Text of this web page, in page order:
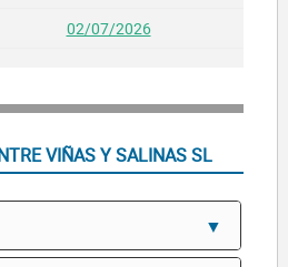
02/07/2026
VIÑAS Y SALINAS SL